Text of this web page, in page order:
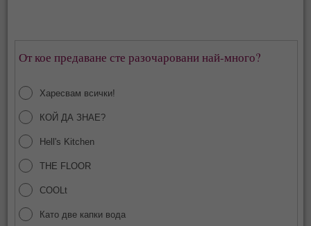
От кое предаване сте разочаровани най-много?
Харесвам всички!
КОЙ ДА ЗНАЕ?
Hell's Kitchen
THE FLOOR
COOLt
Като две капки вода